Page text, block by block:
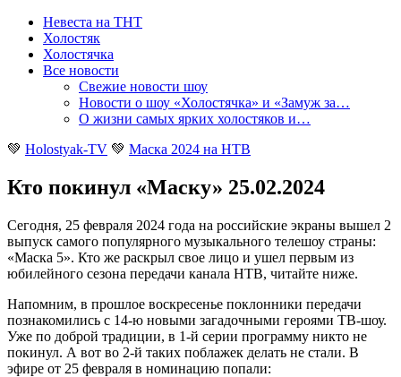
Невеста на ТНТ
Холостяк
Холостячка
Все новости
Свежие новости шоу
Новости о шоу «Холостячка» и «Замуж за…
О жизни самых ярких холостяков и…
💚 Holostyak-TV 💚 Маска 2024 на НТВ
Кто покинул «Маску» 25.02.2024
Сегодня, 25 февраля 2024 года на российские экраны вышел 2
выпуск самого популярного музыкального телешоу страны:
«Маска 5». Кто же раскрыл свое лицо и ушел первым из
юбилейного сезона передачи канала НТВ, читайте ниже.
Напомним, в прошлое воскресенье поклонники передачи
познакомились с 14-ю новыми загадочными героями ТВ-шоу.
Уже по доброй традиции, в 1-й серии программу никто не
покинул. А вот во 2-й таких поблажек делать не стали. В
эфире от 25 февраля в номинацию попали: